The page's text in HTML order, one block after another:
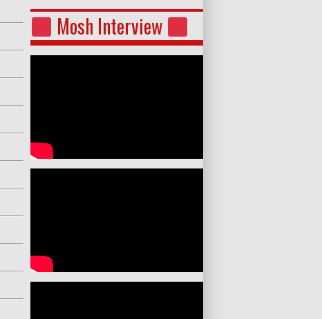
Mosh Interview